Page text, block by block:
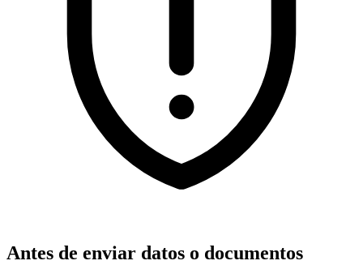
Antes de enviar datos o documentos